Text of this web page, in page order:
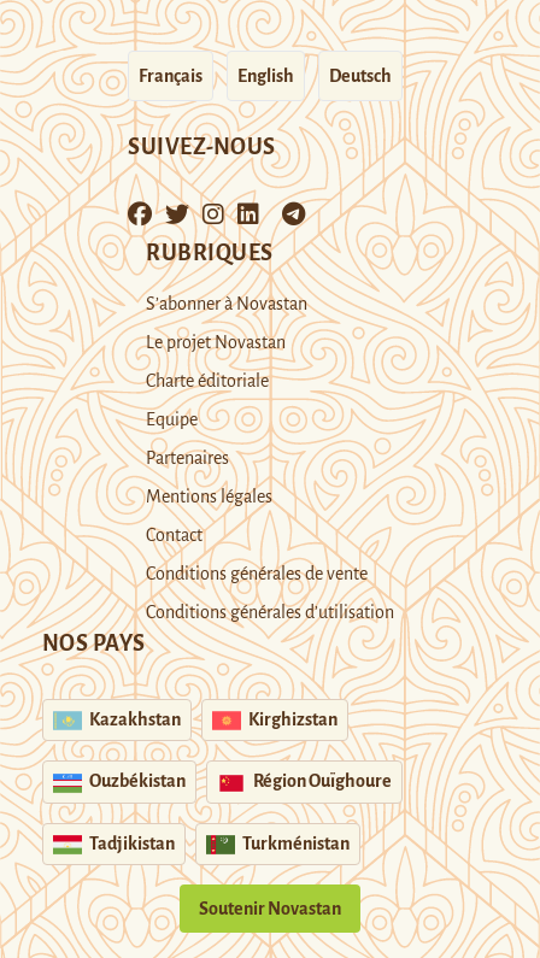
Français English Deutsch
SUIVEZ-NOUS
RUBRIQUES
S’abonner à Novastan
Le projet Novastan
Charte éditoriale
Equipe
Partenaires
Mentions légales
Contact
Conditions générales de vente
Conditions générales d’utilisation
NOS PAYS
Kazakhstan Kirghizstan
Ouzbékistan Région Ouïghoure
Tadjikistan Turkménistan
Soutenir Novastan